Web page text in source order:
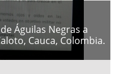
Águilas Negras a
Cauca, Colombia.